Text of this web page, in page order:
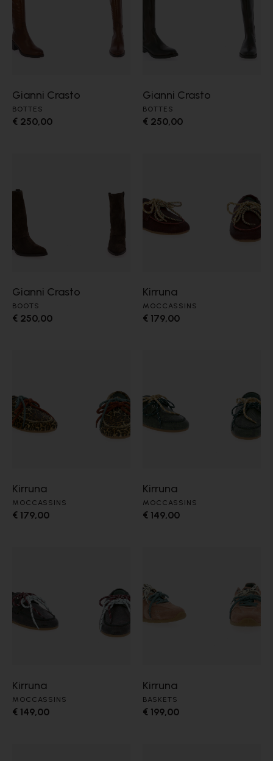
Gianni Crasto
BOTTES
€ 250,00
Gianni Crasto
BOTTES
€ 250,00
Gianni Crasto
BOOTS
€ 250,00
Kirruna
MOCCASSINS
€ 179,00
Kirruna
MOCCASSINS
€ 179,00
Kirruna
MOCCASSINS
€ 149,00
Kirruna
MOCCASSINS
€ 149,00
Kirruna
BASKETS
€ 199,00